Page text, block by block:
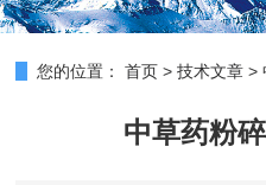
您的位置： 首页 >技术文章 >
中草药粉